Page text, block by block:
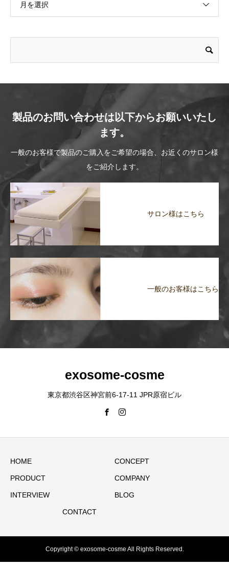
月を選択
製品のお問い合わせは以下からお願いいたし
ます。
一般のお客様で製品のご購入をご希望の場合、お近くのサロン様
をご紹介します。
サロン様はこちら
一般のお客様はこちら
exosome-cosme
東京都渋谷区神宮前6-17-11 JPR原宿ビル
HOME CONCEPT
PRODUCT COMPANY
INTERVIEW BLOG
CONTACT
Copyright © exosome-cosme All Rights Reserved.